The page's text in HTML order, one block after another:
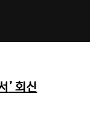
’회신